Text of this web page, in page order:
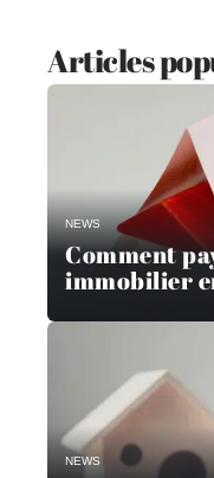
Articles
NEWS
Comment
immobilier
NEWS